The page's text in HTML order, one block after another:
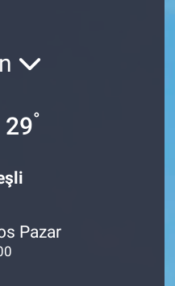
29°
Pazar